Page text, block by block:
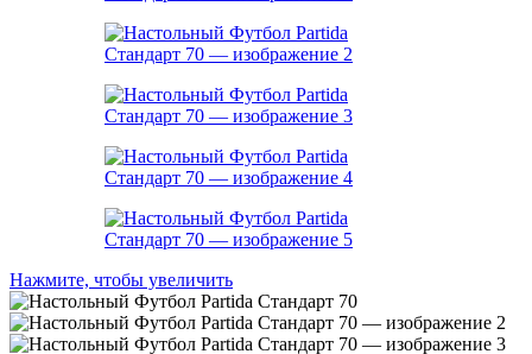
Нажмите, чтобы увеличить